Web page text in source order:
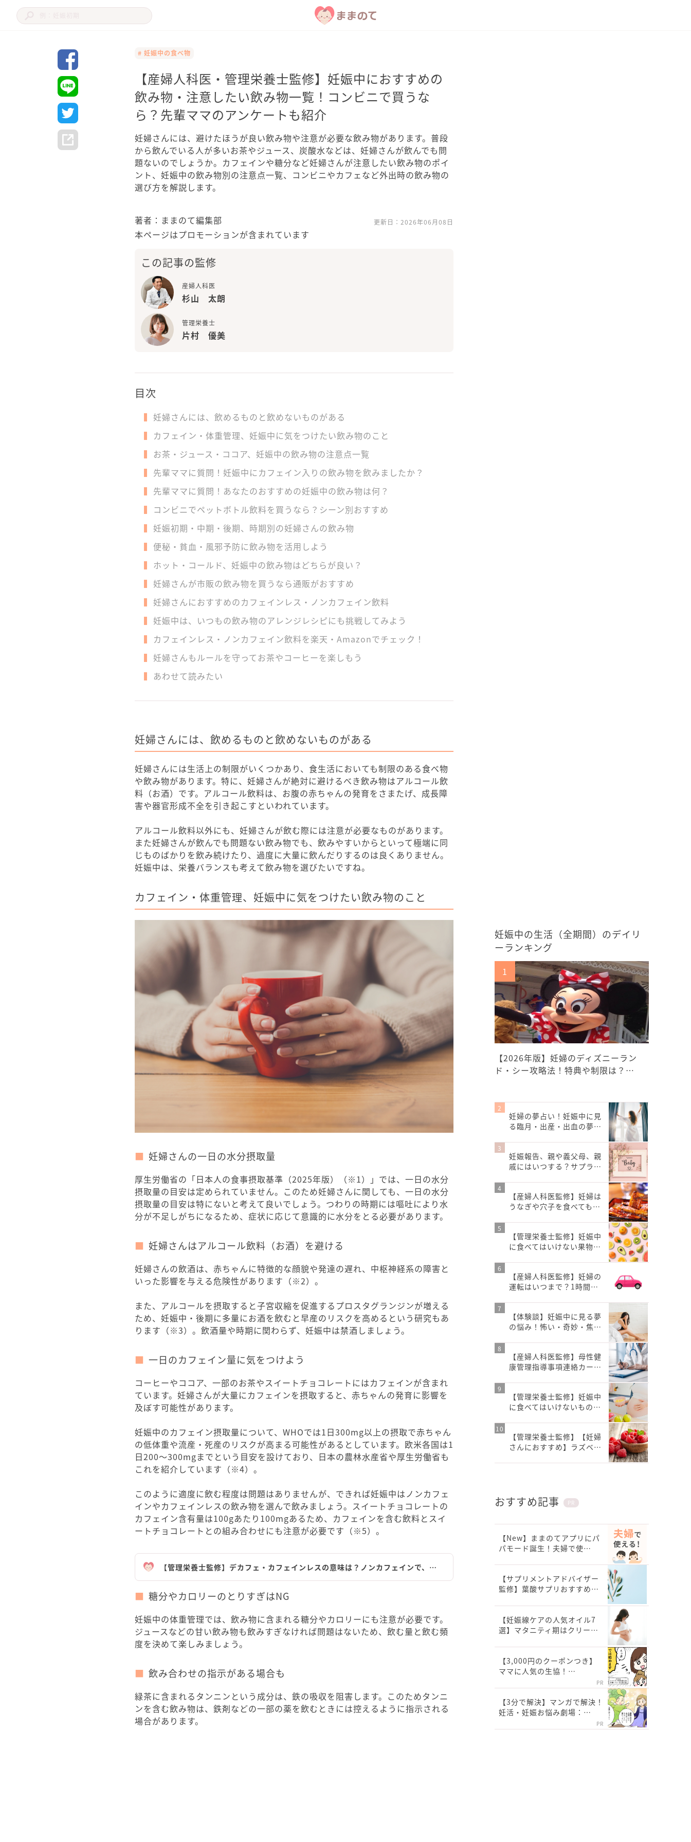
# 妊娠中の食べ物
【産婦人科医・管理栄養士監修】妊娠中におすすめの
飲み物・注意したい飲み物一覧！コンビニで買うな
ら？先輩ママのアンケートも紹介
妊婦さんには、避けたほうが良い飲み物や注意が必要な飲み物があります。普段
から飲んでいる人が多いお茶やジュース、炭酸水などは、妊婦さんが飲んでも問
題ないのでしょうか。カフェインや糖分など妊婦さんが注意したい飲み物のポイ
ント、妊娠中の飲み物別の注意点一覧、コンビニやカフェなど外出時の飲み物の
選び方を解説します。
著者：ままのて編集部 更新日： 2026年06月08日
本ページはプロモーションが含まれています
この記事の監修
産婦人科医
杉山 太朗
管理栄養士
片村 優美
目次
妊婦さんには、飲めるものと飲めないものがある
カフェイン・体重管理、妊娠中に気をつけたい飲み物のこと
お茶・ジュース・ココア、妊娠中の飲み物の注意点一覧
先輩ママに質問！妊娠中にカフェイン入りの飲み物を飲みましたか？
先輩ママに質問！あなたのおすすめの妊娠中の飲み物は何？
コンビニでペットボトル飲料を買うなら？シーン別おすすめ
妊娠初期・中期・後期、時期別の妊婦さんの飲み物
便秘・貧血・風邪予防に飲み物を活用しよう
ホット・コールド、妊娠中の飲み物はどちらが良い？
妊婦さんが市販の飲み物を買うなら通販がおすすめ
妊婦さんにおすすめのカフェインレス・ノンカフェイン飲料
妊娠中は、いつもの飲み物のアレンジレシピにも挑戦してみよう
カフェインレス・ノンカフェイン飲料を楽天・Amazonでチェック！
妊婦さんもルールを守ってお茶やコーヒーを楽しもう
あわせて読みたい
妊婦さんには、飲めるものと飲めないものがある
妊婦さんには生活上の制限がいくつかあり、食生活においても制限のある食べ物
や飲み物があります。特に、妊婦さんが絶対に避けるべき飲み物はアルコール飲
料（お酒）です。アルコール飲料は、お腹の赤ちゃんの発育をさまたげ、成長障
害や器官形成不全を引き起こすといわれています。
アルコール飲料以外にも、妊婦さんが飲む際には注意が必要なものがあります。
また妊婦さんが飲んでも問題ない飲み物でも、飲みやすいからといって極端に同
じものばかりを飲み続けたり、過度に大量に飲んだりするのは良くありません。
妊娠中は、栄養バランスも考えて飲み物を選びたいですね。
カフェイン・体重管理、妊娠中に気をつけたい飲み物のこと
妊婦さんの一日の水分摂取量
厚生労働省の「日本人の食事摂取基準（2025年版）（※1）」では、一日の水分
摂取量の目安は定められていません。このため妊婦さんに関しても、一日の水分
摂取量の目安は特にないと考えて良いでしょう。つわりの時期には嘔吐により水
分が不足しがちになるため、症状に応じて意識的に水分をとる必要があります。
妊婦さんはアルコール飲料（お酒）を避ける
妊婦さんの飲酒は、赤ちゃんに特徴的な顔貌や発達の遅れ、中枢神経系の障害と
いった影響を与える危険性があります（※2）。
また、アルコールを摂取すると子宮収縮を促進するプロスタグランジンが増える
ため、妊娠中・後期に多量にお酒を飲むと早産のリスクを高めるという研究もあ
ります（※3）。飲酒量や時期に関わらず、妊娠中は禁酒しましょう。
一日のカフェイン量に気をつけよう
コーヒーやココア、一部のお茶やスイートチョコレートにはカフェインが含まれ
ています。妊婦さんが大量にカフェインを摂取すると、赤ちゃんの発育に影響を
及ぼす可能性があります。
妊娠中のカフェイン摂取量について、WHOでは1日300mg以上の摂取で赤ちゃん
の低体重や流産・死産のリスクが高まる可能性があるとしています。欧米各国は1
日200～300mgまでという目安を設けており、日本の農林水産省や厚生労働省も
これを紹介しています（※4）。
このように適度に飲む程度は問題はありませんが、できれば妊娠中はノンカフェ
インやカフェインレスの飲み物を選んで飲みましょう。スイートチョコレートの
カフェイン含有量は100gあたり100mgあるため、カフェインを含む飲料とスイ
ートチョコレートとの組み合わせにも注意が必要です（※5）。
【管理栄養士監修】デカフェ・カフェインレスの意味は？ノンカフェインで、…
糖分やカロリーのとりすぎはNG
妊娠中の体重管理では、飲み物に含まれる糖分やカロリーにも注意が必要です。
ジュースなどの甘い飲み物も飲みすぎなければ問題はないため、飲む量と飲む頻
度を決めて楽しみましょう。
飲み合わせの指示がある場合も
緑茶に含まれるタンニンという成分は、鉄の吸収を阻害します。このためタンニ
ンを含む飲み物は、鉄剤などの一部の薬を飲むときには控えるように指示される
場合があります。
妊娠中の生活（全期間）のデイリ
ーランキング
【2026年版】妊婦のディズニーラン
ド・シー攻略法！特典や制限は？…
妊婦の夢占い！妊娠中に見
る臨月・出産・出血の夢…
妊娠報告、親や義父母、親
戚にはいつする？サプラ…
【産婦人科医監修】妊婦は
うなぎや穴子を食べても…
【管理栄養士監修】妊娠中
に食べてはいけない果物…
【産婦人科医監修】妊婦の
運転はいつまで？1時間…
【体験談】妊娠中に見る夢
の悩み！怖い・奇妙・焦…
【産婦人科医監修】母性健
康管理指導事項連絡カー…
【管理栄養士監修】妊娠中
に食べてはいけないもの…
【管理栄養士監修】【妊婦
さんにおすすめ】ラズベ…
おすすめ記事 PR
【New】ままのてアプリにパ
パモード誕生！夫婦で使…
【サプリメントアドバイザー
監修】葉酸サプリおすすめ…
【妊娠線ケアの人気オイル7
選】マタニティ期はクリー…
【3,000円のクーポンつき】
ママに人気の生協！…
PR
【3分で解決】マンガで解決！
妊活・妊娠お悩み劇場：…
PR